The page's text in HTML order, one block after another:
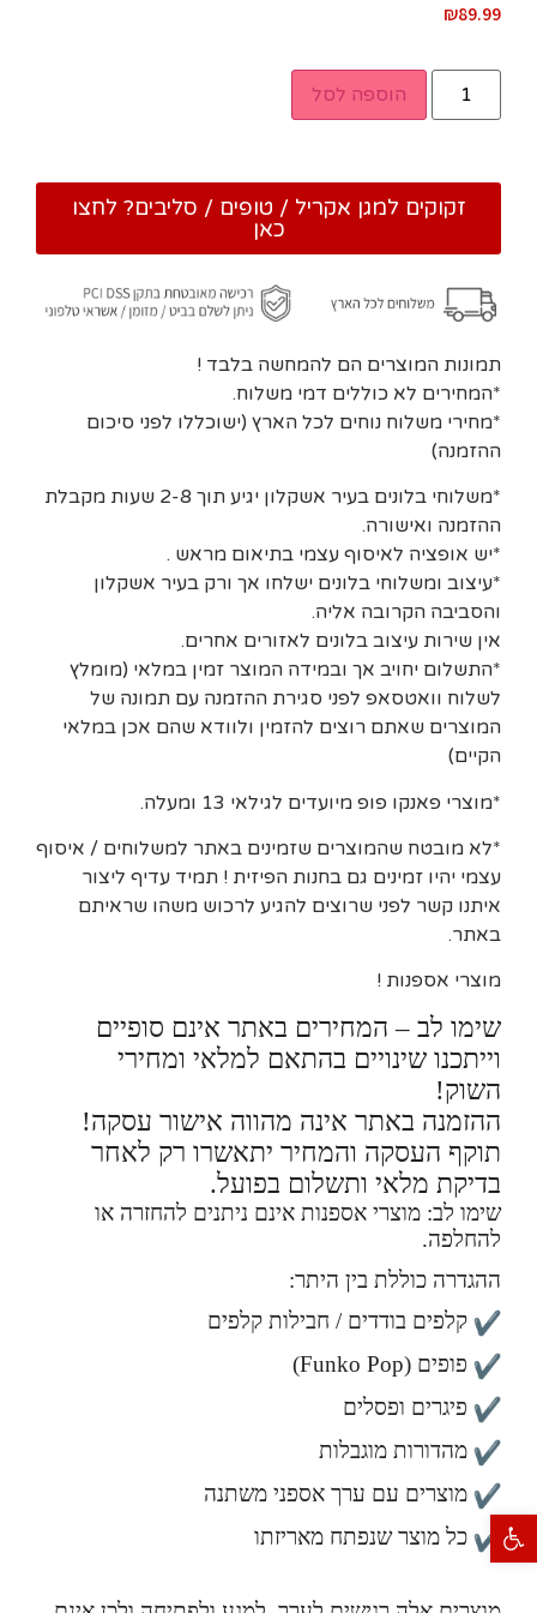
פתח סרגל נגישות
₪89.99
הוספה לסל
זקוקים למגן אקריל / טופים / סליבים? לחצו
כאן
תמונות המוצרים הם להמחשה בלבד !
*המחירים לא כוללים דמי משלוח.
*מחירי משלוח נוחים לכל הארץ (ישוכללו לפני סיכום
ההזמנה)
*משלוחי בלונים בעיר אשקלון יגיע תוך 2-8 שעות מקבלת
ההזמנה ואישורה.
*יש אופציה לאיסוף עצמי בתיאום מראש .
*עיצוב ומשלוחי בלונים ישלחו אך ורק בעיר אשקלון
והסביבה הקרובה אליה.
אין שירות עיצוב בלונים לאזורים אחרים.
*התשלום יחויב אך ובמידה המוצר זמין במלאי (מומלץ
לשלוח וואטסאפ לפני סגירת ההזמנה עם תמונה של
המוצרים שאתם רוצים להזמין ולוודא שהם אכן במלאי
הקיים)
*מוצרי פאנקו פופ מיועדים לגילאי 13 ומעלה.
*לא מובטח שהמוצרים שזמינים באתר למשלוחים / איסוף
עצמי יהיו זמינים גם בחנות הפיזית ! תמיד עדיף ליצור
איתנו קשר לפני שרוצים להגיע לרכוש משהו שראיתם
באתר.
מוצרי אספנות !
שימו לב – המחירים באתר אינם סופיים
וייתכנו שינויים בהתאם למלאי ומחירי
השוק!
ההזמנה באתר אינה מהווה אישור עסקה!
תוקף העסקה והמחיר יתאשרו רק לאחר
בדיקת מלאי ותשלום בפועל.
שימו לב: מוצרי אספנות אינם ניתנים להחזרה או
להחלפה.
ההגדרה כוללת בין היתר:
קלפים בודדים / חבילות קלפים
פופים (Funko Pop)
פיגרים ופסלים
מהדורות מוגבלות
מוצרים עם ערך אספני משתנה
כל מוצר שנפתח מאריזתו